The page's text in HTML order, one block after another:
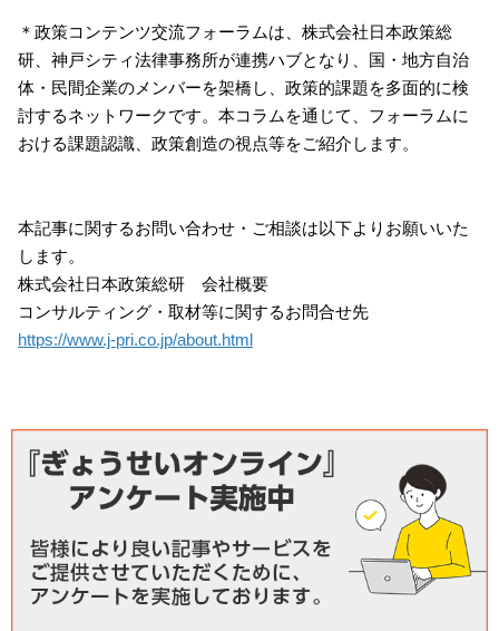
＊政策コンテンツ交流フォーラムは、株式会社日本政策総
研、神戸シティ法律事務所が連携ハブとなり、国・地方自治
体・民間企業のメンバーを架橋し、政策的課題を多面的に検
討するネットワークです。本コラムを通じて、フォーラムに
おける課題認識、政策創造の視点等をご紹介します。
本記事に関するお問い合わせ・ご相談は以下よりお願いいた
します。
株式会社日本政策総研 会社概要
コンサルティング・取材等に関するお問合せ先
https://www.j-pri.co.jp/about.html